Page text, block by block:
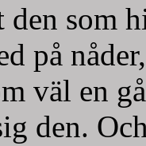
den som
på
väl en
den.